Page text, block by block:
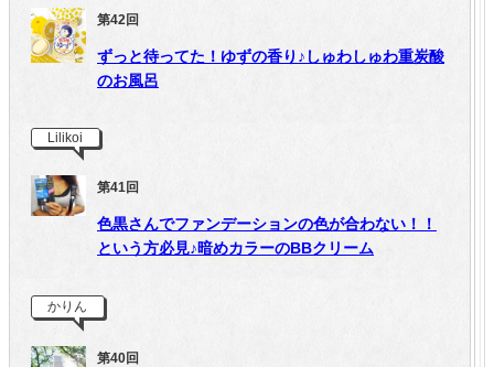
第42回
ずっと待ってた！ゆずの香り♪しゅわしゅわ重炭酸
のお風呂
Lilikoi
第41回
色黒さんでファンデーションの色が合わない！！
という方必見♪暗めカラーのBBクリーム
かりん
第40回